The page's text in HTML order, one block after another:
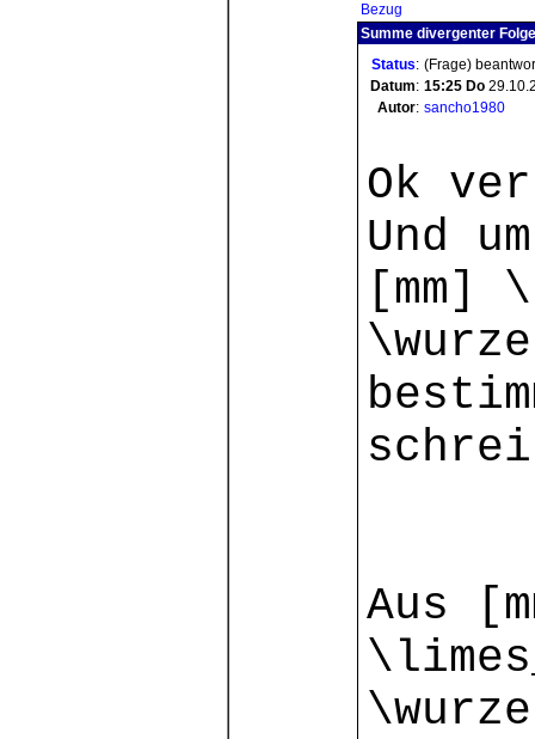
Bezug
Summe divergenter
Status: (Frage)
Datum: 15:25 Do
Autor: sancho1980
Ok
Und
[mm]
Aus